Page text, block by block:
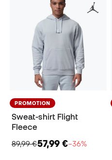
PROMOTION
Sweat-shirt Flight
Fleece
89,99 €57,99 €−36%